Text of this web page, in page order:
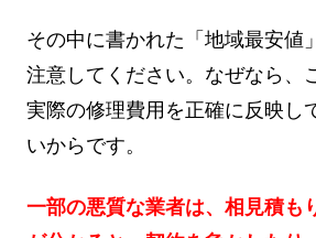
その中に書かれた「地域最安値
注意してください。なぜなら、
実際の修理費用を正確に反映し
いからです。
一部の悪質な業者は、相見積も